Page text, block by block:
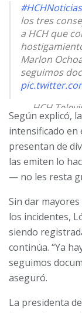
#HCHNoticias
los tres
a HCH que
Marlon
seguimos
— HCH
2025
Según explicó,
intensificado en
presentan de
las emiten lo
— no les resta
Sin dar
los incidentes,
siendo
continúa. “Ya
seguimos
aseguró.
La presidenta